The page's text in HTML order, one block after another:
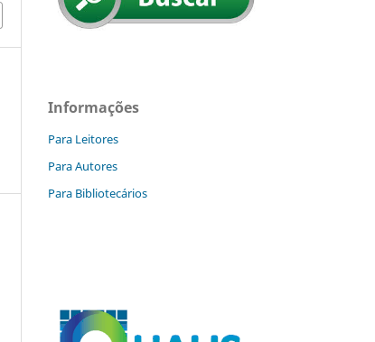
Informações
Para Leitores
Para Autores
Para Bibliotecários